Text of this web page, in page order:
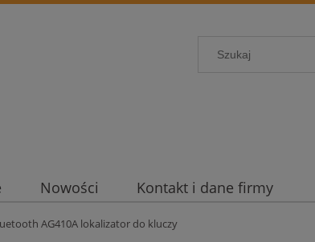
Nowości Kontakt i dane firmy
AG410A lokalizator do kluczy